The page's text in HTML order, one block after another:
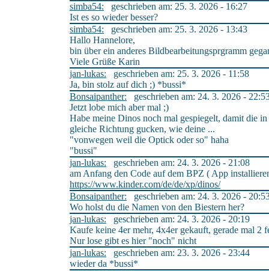
simba54: geschrieben am: 25. 3. 2026 - 16:27
Ist es so wieder besser?
simba54: geschrieben am: 25. 3. 2026 - 13:43
Hallo Hannelore,
bin über ein anderes Bildbearbeitungsprgramm
Viele Grüße Karin
jan-lukas: geschrieben am: 25. 3. 2026 - 11:58
Ja, bin stolz auf dich ;) *bussi*
Bonsaipanther: geschrieben am: 24. 3. 2026 -
Jetzt lobe mich aber mal ;)
Habe meine Dinos noch mal gespiegelt, damit die in
gleiche Richtung gucken, wie deine ...
"vonwegen weil die Optick oder so" haha
"bussi"
jan-lukas: geschrieben am: 24. 3. 2026 - 21:08
am Anfang den Code auf dem BPZ ( App
https://www.kinder.com/de/de/xp/dinos/
Bonsaipanther: geschrieben am: 24. 3. 2026 -
Wo holst du die Namen von den Biestern her?
jan-lukas: geschrieben am: 24. 3. 2026 - 20:19
Kaufe keine 4er mehr, 4x4er gekauft, gerade mal 2
Nur lose gibt es hier "noch" nicht
jan-lukas: geschrieben am: 23. 3. 2026 - 23:44
wieder da *bussi*